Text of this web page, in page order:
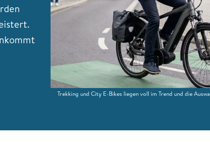
Trekking und City E-Bikes liegen voll im Trend und die